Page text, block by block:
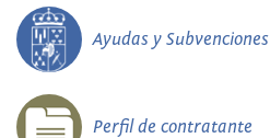
Ayudas y Subvenciones
Perfil de contratante